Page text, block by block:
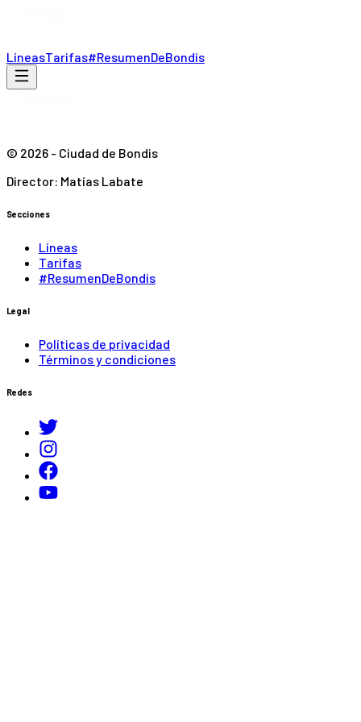
LíneasTarifas#ResumenDeBondis
© 2026 - Ciudad de Bondis
Director: Matías Labate
Secciones
Líneas
Tarifas
#ResumenDeBondis
Legal
Políticas de privacidad
Términos y condiciones
Redes